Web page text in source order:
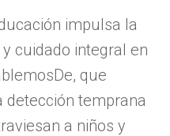
impulsa la
cuidado integral en
que
detección temprana
a niños y